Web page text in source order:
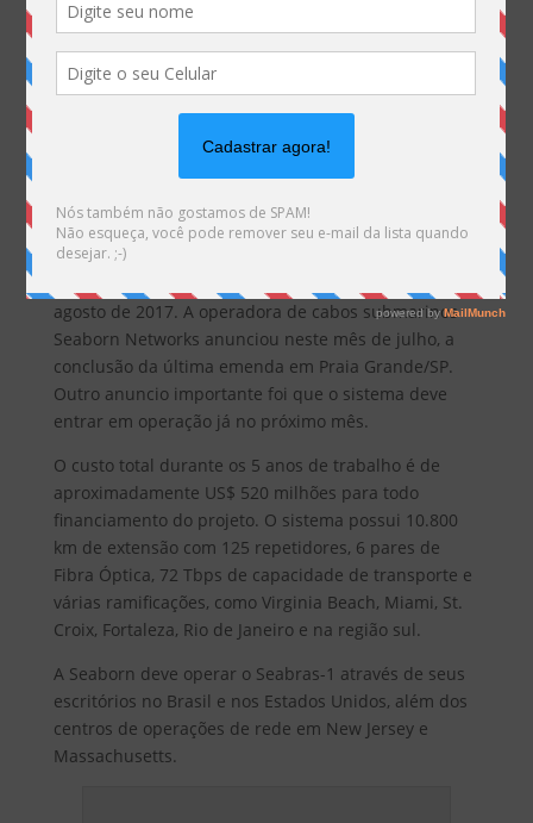
O cabo submarino Seabras-1, que irá conectar São
agosto de 2017. A operadora de cabos submarinos
Seaborn Networks anunciou neste mês de julho, a
conclusão da última emenda em Praia Grande/SP.
Outro anuncio importante foi que o sistema deve
entrar em operação já no próximo mês.
O custo total durante os 5 anos de trabalho é de
aproximadamente US$ 520 milhões para todo
financiamento do projeto. O sistema possui 10.800
km de extensão com 125 repetidores, 6 pares de
Fibra Óptica, 72 Tbps de capacidade de transporte e
várias ramificações, como Virginia Beach, Miami, St.
Croix, Fortaleza, Rio de Janeiro e na região sul.
A Seaborn deve operar o Seabras-1 através de seus
escritórios no Brasil e nos Estados Unidos, além dos
centros de operações de rede em New Jersey e
Massachusetts.